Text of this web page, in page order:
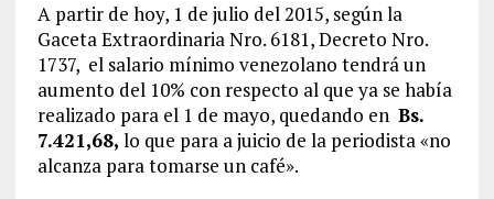
A partir de hoy, 1 de julio del 2015, según la
Gaceta Extraordinaria Nro. 6181, Decreto Nro.
1737, el salario mínimo venezolano tendrá un
aumento del 10% con respecto al que ya se había
realizado para el 1 de mayo, quedando en Bs.
7.421,68, lo que para a juicio de la periodista «no
alcanza para tomarse un café».